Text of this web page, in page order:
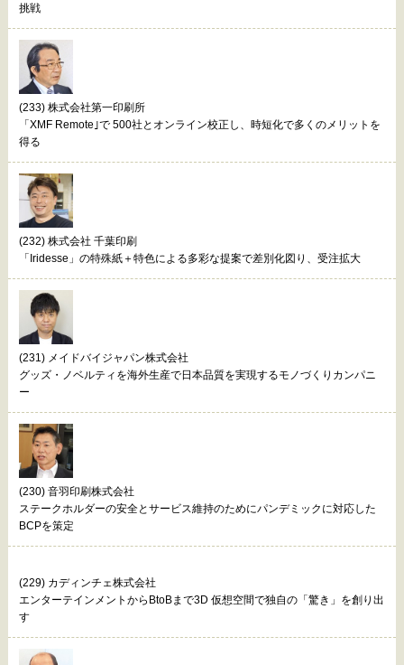
挑戦
(233) 株式会社第一印刷所
「XMF Remote｣で 500社とオンライン校正し、時短化で多くのメリットを
得る
(232) 株式会社 千葉印刷
「Iridesse」の特殊紙＋特色による多彩な提案で差別化図り、受注拡大
(231) メイドバイジャパン株式会社
グッズ・ノベルティを海外生産で日本品質を実現するモノづくりカンパニ
ー
(230) 音羽印刷株式会社
ステークホルダーの安全とサービス維持のためにパンデミックに対応した
BCPを策定
(229) カディンチェ株式会社
エンターテインメントからBtoBまで3D 仮想空間で独自の「驚き」を創り出
す